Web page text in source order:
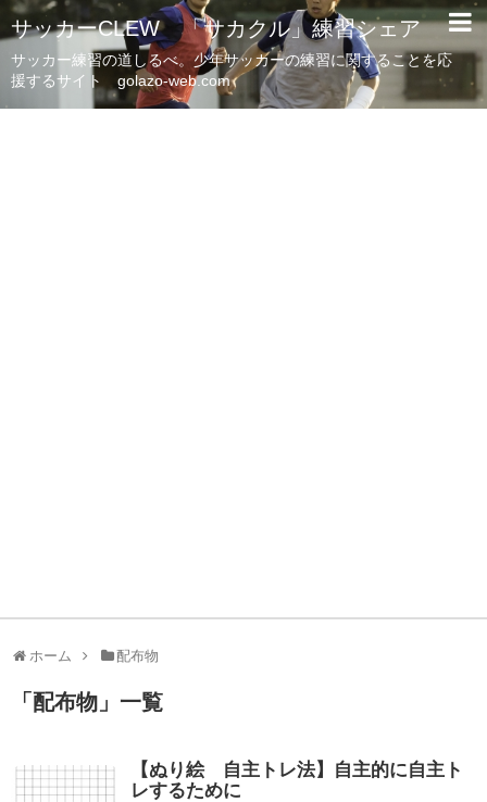
サッカーCLEW 「サカクル」練習シェア
サッカー練習の道しるべ。少年サッカーの練習に関することを応
援するサイト golazo-web.com
ホーム 配布物
「 配布物 」 一覧
【ぬり絵 自主トレ法】自主的に自主ト
レするために